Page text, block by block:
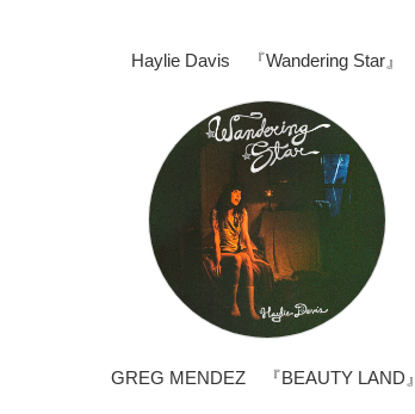
Haylie Davis 『Wandering Star』
GREG MENDEZ 『BEAUTY LAND』